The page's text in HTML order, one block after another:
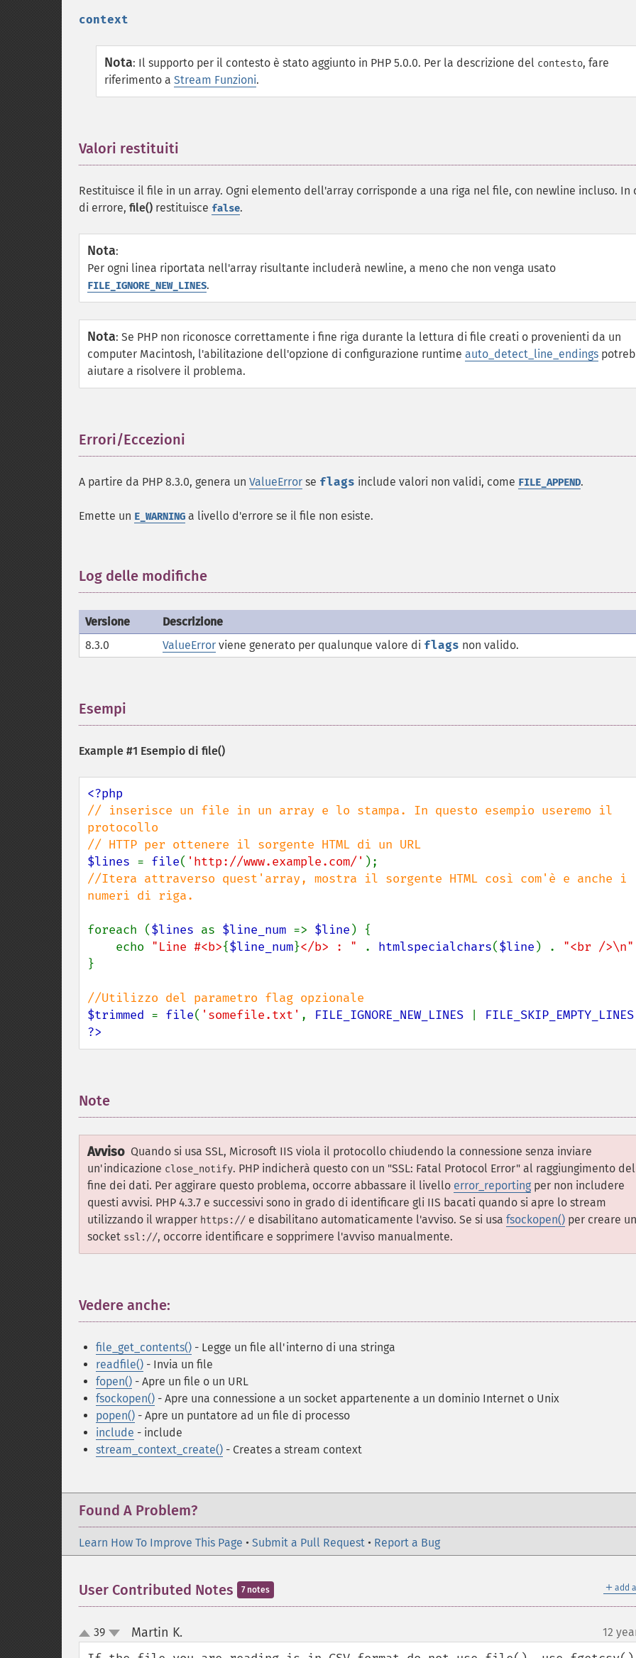
context
Nota: Il supporto per il contesto è stato aggiunto in PHP 5.0.0. Per la descrizione del contesto, fare
riferimento a Stream Funzioni.
Valori restituiti
Restituisce il file in un array. Ogni elemento dell'array corrisponde a una riga nel file, con newline incluso. In
di errore, file() restituisce false.
Nota:
Per ogni linea riportata nell'array risultante includerà newline, a meno che non venga usato
FILE_IGNORE_NEW_LINES.
Nota: Se PHP non riconosce correttamente i fine riga durante la lettura di file creati o provenienti da un
computer Macintosh, l'abilitazione dell'opzione di configurazione runtime auto_detect_line_endings
aiutare a risolvere il problema.
Errori/Eccezioni
A partire da PHP 8.3.0, genera un ValueError se flags include valori non validi, come FILE_APPEND.
Emette un E_WARNING a livello d'errore se il file non esiste.
Log delle modifiche
Versione
Descrizione
8.3.0
ValueError viene generato per qualunque valore di flags non valido.
Esempi
Example #1 Esempio di file()
// inserisce un file in un array e lo stampa. In questo esempio useremo il
protocollo
$lines = file( 'http://www.example.com/'
//Itera attraverso quest'array, mostra il sorgente HTML così com'è e anche i
numeri di riga.
foreach ($lines as $line_num => $line ) {
    echo
"Line #<b>{$line_num}</b> : " . htmlspecialchars($line ) . "<br />\n"
}
$trimmed = file( 'somefile.txt' , FILE_IGNORE_NEW_LINES
FILE_SKIP_EMPTY_LINES
?>
Note
Avviso Quando si usa SSL, Microsoft IIS viola il protocollo chiudendo la connessione senza inviare
un'indicazione close_notify. PHP indicherà questo con un "SSL: Fatal Protocol Error" al raggiungimento
fine dei dati. Per aggirare questo problema, occorre abbassare il livello error_reporting per non includere
questi avvisi. PHP 4.3.7 e successivi sono in grado di identificare gli IIS bacati quando si apre lo stream
utilizzando il wrapper https:// e disabilitano automaticamente l'avviso. Se si usa fsockopen() per creare un
socket ssl://, occorre identificare e sopprimere l'avviso manualmente.
Vedere anche:
file_get_contents() - Legge un file all'interno di una stringa
readfile() - Invia un file
fopen() - Apre un file o un URL
fsockopen() - Apre una connessione a un socket appartenente a un dominio Internet o Unix
popen() - Apre un puntatore ad un file di processo
include - include
stream_context_create() - Creates a stream context
Found A Problem?
Learn How To Improve This Page • Submit a Pull Request • Report a Bug
＋ add
User Contributed Notes 7 notes
up
down
39 Martin K. 12